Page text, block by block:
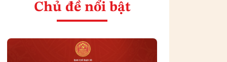
Chủ đề nổi bật